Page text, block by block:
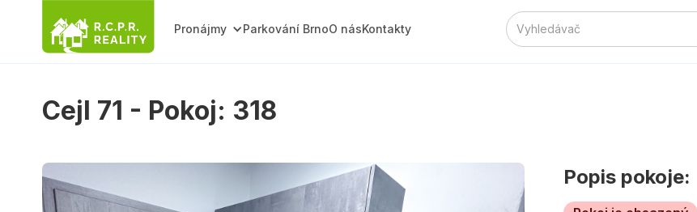
Pronájmy Parkování BrnoO násKontakty
Cejl 71 - Pokoj: 318
Popis pokoje: